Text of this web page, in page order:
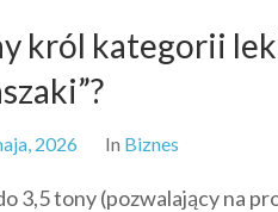
król kategorii
2026 In Biznes
3,5 tony (pozwalający na